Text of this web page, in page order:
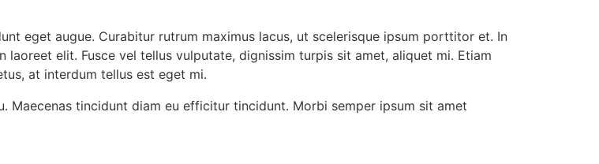
eget augue. Curabitur rutrum maximus lacus, ut scelerisque ipsum porttitor et. In
laoreet elit. Fusce vel tellus vulputate, dignissim turpis sit amet, aliquet mi. Etiam
at interdum tellus est eget mi.
Maecenas tincidunt diam eu efficitur tincidunt. Morbi semper ipsum sit amet